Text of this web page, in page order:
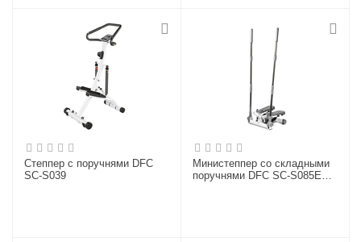
Степпер с поручнями DFC
SC-S039
Министеппер со складными
поручнями DFC SC-S085EG